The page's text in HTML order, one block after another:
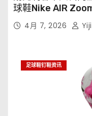
球鞋Nike AIR
XXV FG35-45
4月 7, 2026
足球鞋钉鞋资讯